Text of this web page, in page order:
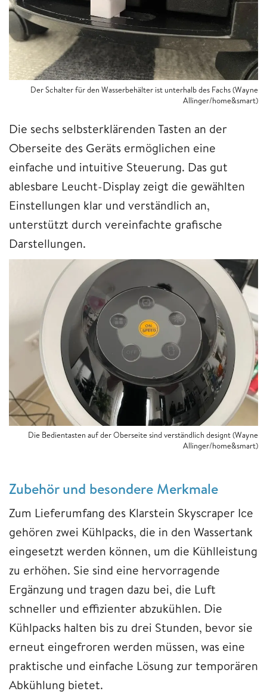
Der Schalter für den Wasserbehälter ist unterhalb des Fachs (Wayne
Allinger/home&smart)
Die sechs selbsterklärenden Tasten an der
Oberseite des Geräts ermöglichen eine
einfache und intuitive Steuerung. Das gut
ablesbare Leucht-Display zeigt die gewählten
Einstellungen klar und verständlich an,
unterstützt durch vereinfachte grafische
Darstellungen.
Die Bedientasten auf der Oberseite sind verständlich designt (Wayne
Allinger/home&smart)
Zubehör und besondere Merkmale
Zum Lieferumfang des Klarstein Skyscraper Ice
gehören zwei Kühlpacks, die in den Wassertank
eingesetzt werden können, um die Kühlleistung
zu erhöhen. Sie sind eine hervorragende
Ergänzung und tragen dazu bei, die Luft
schneller und effizienter abzukühlen. Die
Kühlpacks halten bis zu drei Stunden, bevor sie
erneut eingefroren werden müssen, was eine
praktische und einfache Lösung zur temporären
Abkühlung bietet.